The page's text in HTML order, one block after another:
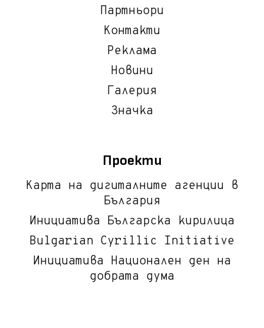
Партньори
Контакти
Реклама
Новини
Галерия
Значка
Проекти
Карта на дигиталните агенции в
България
Инициатива Българска кирилица
Bulgarian Cyrillic Initiative
Инициатива Национален ден на
добрата дума